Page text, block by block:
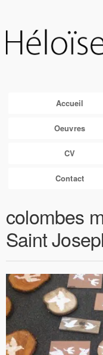
Accueil
Oeuvres
CV
Contact
colombes
Saint